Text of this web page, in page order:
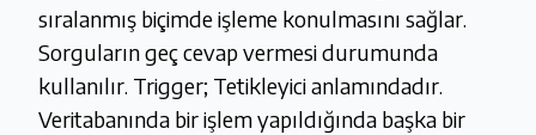
sıralanmış biçimde işleme konulmasını sağlar.
Sorguların geç cevap vermesi durumunda
kullanılır. Trigger; Tetikleyici anlamındadır.
Veritabanında bir işlem yapıldığında başka bir